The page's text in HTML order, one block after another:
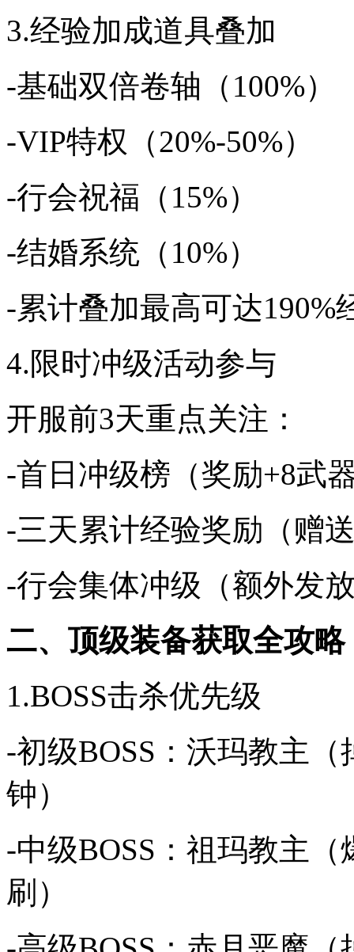
3.经验加成道具叠加
-基础双倍卷轴（100%）
-VIP特权（20%-50%）
-行会祝福（15%）
-结婚系统（10%）
-累计叠加最高可达190%
4.限时冲级活动参与
开服前3天重点关注：
-首日冲级榜（奖励+8武
-三天累计经验奖励（赠
-行会集体冲级（额外发
二、顶级装备获取全攻略
1.BOSS击杀优先级
-初级BOSS：沃玛教主
钟）
-中级BOSS：祖玛教主
刷）